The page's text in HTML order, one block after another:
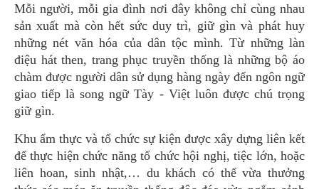
Mỗi người, mỗi gia đình nơi đây không chỉ cùng nhau
sản xuất mà còn hết sức duy trì, giữ gìn và phát huy
những nét văn hóa của dân tộc mình. Từ những làn
điệu hát then, trang phục truyền thống là những bộ áo
chàm được người dân sử dụng hàng ngày đến ngôn ngữ
giao tiếp là song ngữ Tày - Việt luôn được chú trọng
giữ gìn.
Khu ẩm thực và tổ chức sự kiện được xây dựng liên kết
để thực hiện chức năng tổ chức hội nghị, tiệc lớn, hoặc
liên hoan, sinh nhật,… du khách có thể vừa thưởng